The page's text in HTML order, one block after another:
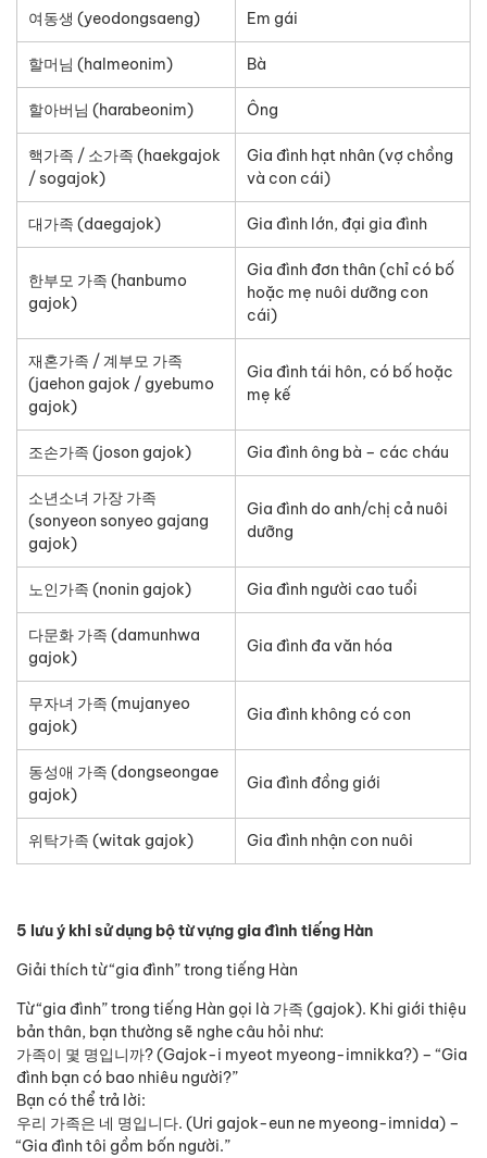
여동생 (yeodongsaeng) Em gái
할머님 (halmeonim) Bà
할아버님 (harabeonim) Ông
핵가족 / 소가족 (haekgajok
/ sogajok)
Gia đình hạt nhân (vợ chồng
và con cái)
대가족 (daegajok) Gia đình lớn, đại gia đình
한부모 가족 (hanbumo
gajok)
Gia đình đơn thân (chỉ có bố
hoặc mẹ nuôi dưỡng con
cái)
재혼가족 / 계부모 가족
(jaehon gajok / gyebumo
gajok)
Gia đình tái hôn, có bố hoặc
mẹ kế
조손가족 (joson gajok) Gia đình ông bà – các cháu
소년소녀 가장 가족
(sonyeon sonyeo gajang
gajok)
Gia đình do anh/chị cả nuôi
dưỡng
노인가족 (nonin gajok) Gia đình người cao tuổi
다문화 가족 (damunhwa
gajok)
Gia đình đa văn hóa
무자녀 가족 (mujanyeo
gajok)
Gia đình không có con
동성애 가족 (dongseongae
gajok)
Gia đình đồng giới
위탁가족 (witak gajok) Gia đình nhận con nuôi
5 lưu ý khi sử dụng bộ từ vựng gia đình tiếng Hàn
Giải thích từ “gia đình” trong tiếng Hàn
Từ “gia đình” trong tiếng Hàn gọi là 가족 (gajok). Khi giới thiệu
bản thân, bạn thường sẽ nghe câu hỏi như:
가족이 몇 명입니까? (Gajok-i myeot myeong-imnikka?) – “Gia
đình bạn có bao nhiêu người?”
Bạn có thể trả lời:
우리 가족은 네 명입니다. (Uri gajok-eun ne myeong-imnida) –
“Gia đình tôi gồm bốn người.”